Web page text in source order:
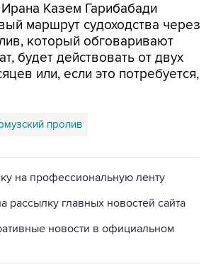
Казем Гарибабади
маршрут судоходства через
который обговаривают
будет действовать от двух
или, если это потребуется,
пролив
на профессиональную ленту
рассылку главных новостей сайта
новости в официальном